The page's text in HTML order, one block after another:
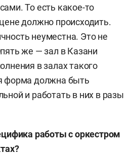
То есть какое-то
должно происходить.
неуместна. Это не
же — зал в Казани
в залах такого
форма должна быть
и работать в них в разы
работы с оркестром